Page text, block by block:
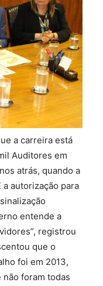
a carreira está
Auditores em
atrás, quando a
autorização para
entende a
registrou
que o
foi em 2013,
não foram todas